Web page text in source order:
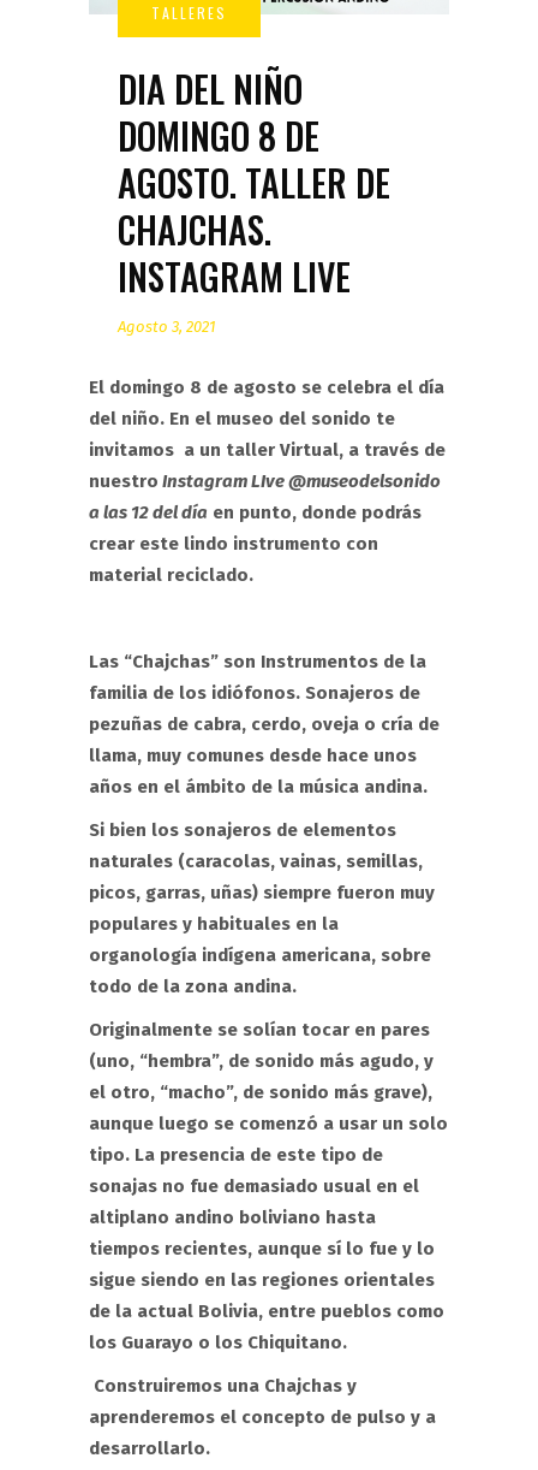
DIA DEL NIÑO
DOMINGO 8 DE
AGOSTO. TALLER DE
CHAJCHAS.
INSTAGRAM LIVE
Agosto 3, 2021
El domingo 8 de agosto se celebra el día
del niño. En el museo del sonido te
invitamos a un taller Virtual, a través de
nuestro Instagram LIve @museodelsonido
a las 12 del día en punto, donde podrás
crear este lindo instrumento con
material reciclado.
Las “Chajchas” son Instrumentos de la
familia de los idiófonos. Sonajeros de
pezuñas de cabra, cerdo, oveja o cría de
llama, muy comunes desde hace unos
años en el ámbito de la música andina.
Si bien los sonajeros de elementos
naturales (caracolas, vainas, semillas,
picos, garras, uñas) siempre fueron muy
populares y habituales en la
organología indígena americana, sobre
todo de la zona andina.
Originalmente se solían tocar en pares
(uno, “hembra”, de sonido más agudo, y
el otro, “macho”, de sonido más grave),
aunque luego se comenzó a usar un solo
tipo. La presencia de este tipo de
sonajas no fue demasiado usual en el
altiplano andino boliviano hasta
tiempos recientes, aunque sí lo fue y lo
sigue siendo en las regiones orientales
de la actual Bolivia, entre pueblos como
los Guarayo o los Chiquitano.
Construiremos una Chajchas y
aprenderemos el concepto de pulso y a
desarrollarlo.